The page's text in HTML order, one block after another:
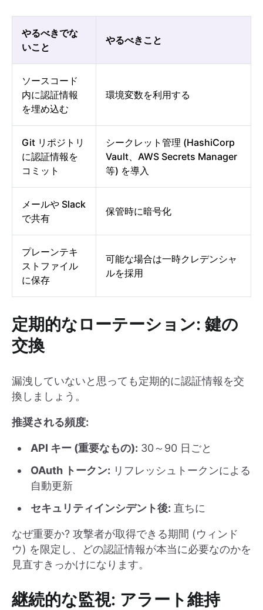
やるべきでな
いこと
やるべきこと
ソースコード
内に認証情報
を埋め込む
環境変数を利用する
Git リポジトリ
に認証情報を
コミット
シークレット管理 (HashiCorp
Vault、AWS Secrets Manager
等) を導入
メールや Slack
で共有
保管時に暗号化
プレーンテキ
ストファイル
に保存
可能な場合は一時クレデンシャ
ルを採用
定期的なローテーション: 鍵の
交換
漏洩していないと思っても定期的に認証情報を交
換しましょう。
推奨される頻度:
API キー (重要なもの): 30～90 日ごと
OAuth トークン: リフレッシュトークンによる
自動更新
セキュリティインシデント後: 直ちに
なぜ重要か? 攻撃者が取得できる期間 (ウィンド
ウ) を限定し、どの認証情報が本当に必要なのかを
見直すきっかけになります。
継続的な監視: アラート維持